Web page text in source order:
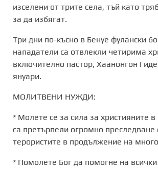
изселени от трите села, тъй като
за да избягат.
Три дни по-късно в Бенуе фулански
нападатели са отвлекли четирима
включително пастор, Хаанонгон
януари.
МОЛИТВЕНИ НУЖДИ:
* Молете се за сила за християните
са претърпели огромно преследване
терористите в продължение на
* Помолете Бог да помогне на